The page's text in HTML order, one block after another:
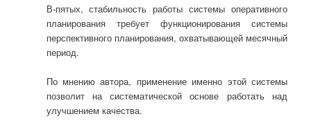
В-пятых, стабильность работы системы оперативного
планирования требует функционирования системы
перспективного планирования, охватывающей месячный
период.
По мнению автора, применение именно этой системы
позволит на систематической основе работать над
улучшением качества.